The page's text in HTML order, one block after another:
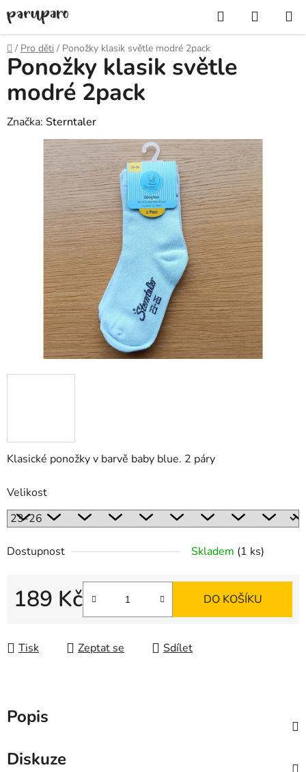
na
obsah
Hledat
KOŠÍK
Domů
/ Pro děti / Ponožky klasik světle modré 2pack
Klasické ponožky v barvě baby blue. 2 páry
Velikost
Dostupnost Skladem (1 ks)
189 Kč DO KOŠÍKU
Tisk Zeptat se Sdílet
Ponožky klasik světle
modré 2pack
Značka: Sterntaler
Popis
Diskuze